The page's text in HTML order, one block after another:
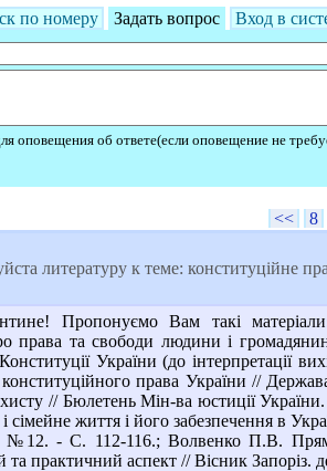
по номеру Задать вопрос
Вход в
оповещения об ответе(если оповещение не
<< 8
литературу к теме: конституційне
Пропонуємо Вам такі
права та свободи людини і
України (до інтерпретації
права України //
// Бюлетень Мін-ва юстиції
сімейне життя і його забезпечення в
- С. 112-116.; Волвенко П.В. Пряма
та практичний аспект // Вісник